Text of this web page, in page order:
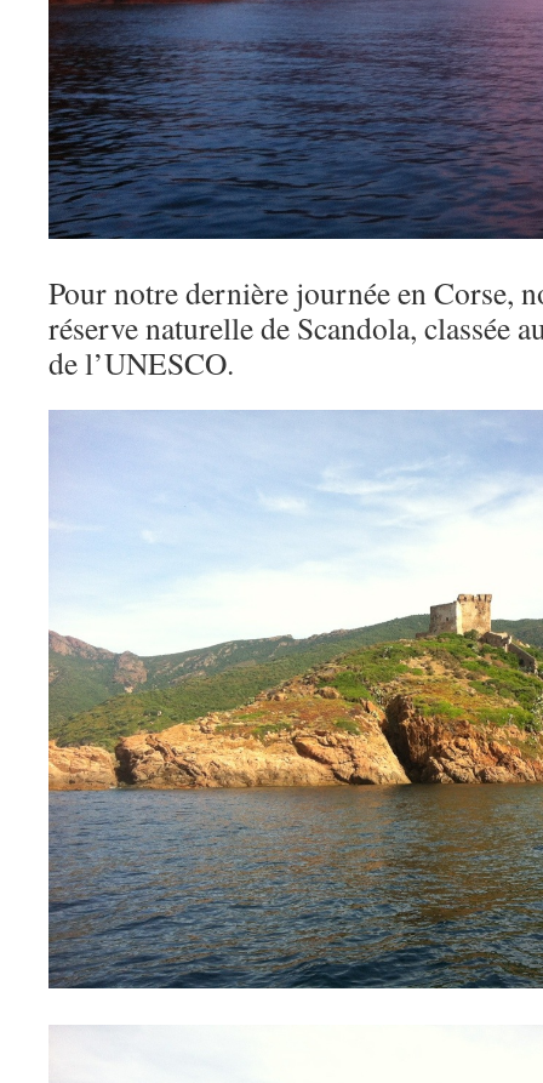
Pour notre dernière journée en Corse,
réserve naturelle de Scandola, classée
de l’UNESCO.